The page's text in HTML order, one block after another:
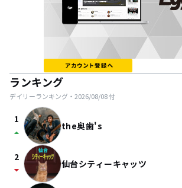
ランキング
デイリーランキング・ 2026/08/08付
1
arrow_drop_up the奥歯's
2
arrow_drop_down 仙台シティーキャッツ